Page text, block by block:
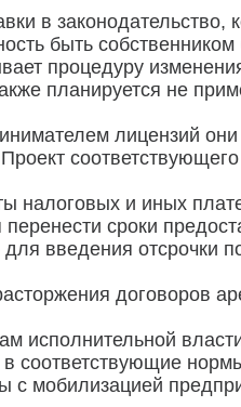
в
быть собственником
процедуру
планируется не
лицензий они
налоговых и иных
сроки
введения отсрочки
договоров
исполнительной
соответствующие
мобилизацией